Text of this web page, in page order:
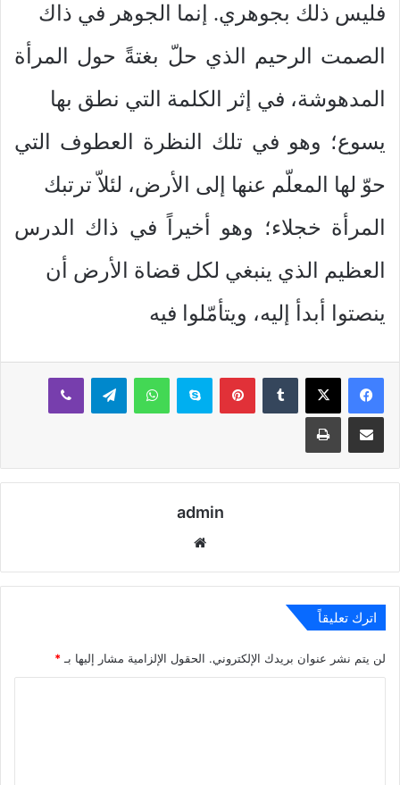
فليس ذلك بجوهري. إنما الجوهر في ذاك
الصمت الرحيم الذي حلّ بغتةً حول المرأة
المدهوشة، في إثر الكلمة التي نطق بها
يسوع؛ وهو في تلك النظرة العطوف التي
حوّ لها المعلّم عنها إلى الأرض، لئلاّ ترتبك
المرأة خجلاء؛ وهو أخيراً في ذاك الدرس
العظيم الذي ينبغي لكل قضاة الأرض أن
ينصتوا أبدأ إليه، ويتأمّلوا فيه
بينتيريستسكايب واتساب تيلقرام ڤايبر
مشاركة عبر البريد طباعة
admin
اترك تعليقاً
لن يتم نشر عنوان بريدك الإلكتروني. الحقول الإلزامية مشار إليها بـ *